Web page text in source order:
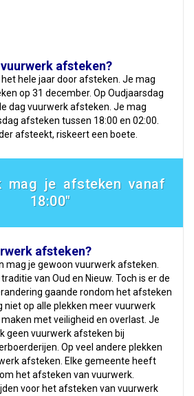
afsteken?
hele jaar door afsteken. Je mag
op 31 december. Op Oudjaarsdag
dag vuurwerk afsteken. Je mag
afsteken tussen 18:00 en 02:00.
afsteekt, riskeert een boete.
mag je afsteken vanaf
18:00
afsteken?
mag je gewoon vuurwerk afsteken.
van Oud en Nieuw. Toch is er de
gaande rondom het afsteken
niet op alle plekken meer vuurwerk
met veiligheid en overlast. Je
geen vuurwerk afsteken bij
Op veel andere plekken
afsteken. Elke gemeente heeft
het afsteken van vuurwerk.
voor het afsteken van vuurwerk